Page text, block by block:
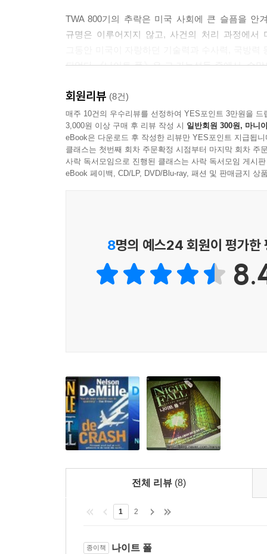
없이 묵과되지 않으며 어떤 사고도 불가피했다는
하지만 TWA 800편 사건은 아니었다. 그 비행기
---본문
TWA 800기의 추락은 미국 사회에 큰 슬픔을 안
규명은 이루어지지 않고, 사건의 처리 과정에서
되었다.《나이트 폴》은 그 가능성들 중에서, 수
밝히려는 존 코리의 대결을 그리고 있다.
《나이트 폴》은 그러나 베스트셀러 작가의 대
집단에 의해 인생이 좌지우지되고 때로는 알 권리
800기 추락 사고에 대한 모든 원인을 다각도로
이유에 대해서도 독자들에게 알리는 등 균형잡
2014년 각종 사건 사고로 많은 사람들의 불신
한가운데로 직접 뛰어들어 싸우는 존 코리의
영웅상을 발견할 수 있을 것이다.
■ 존 코리 시리즈 소개
실제로 일어났던 사건과 허구를 오가며, 현재 미
냉정하게 지적하면서 전 세계 독자들에게 신선한
알에이치코리아 판타스틱 픽션 Black 05 넬슨 드밀
01 플럼 아일랜드 Plum Island
02 라이언스 게임 The Lion's Game
03 나이트 폴 Night Fall
04 와일드 파이어 Wild Fire
회원리뷰 (8건)
매주 10건의 우수리뷰를 선정하여 YES포인트 3만원을 드
3,000원 이상 구매 후 리뷰 작성 시 일반회원 300원, 마니
eBook은 다운로드 후 작성한 리뷰만 YES포인트 지급됩니
클래스는 첫번째 회차 주문확정 시점부터 마지막 회차 주
사락 독서모임으로 진행된 클래스는 사락 독서모임 게시
eBook 페이백, CD/LP, DVD/Blu-ray, 패션 및 판매금지 상
8명의 예스24 회원이 평가한
전체 리뷰 (8)
1 2
종이책 나이트 폴